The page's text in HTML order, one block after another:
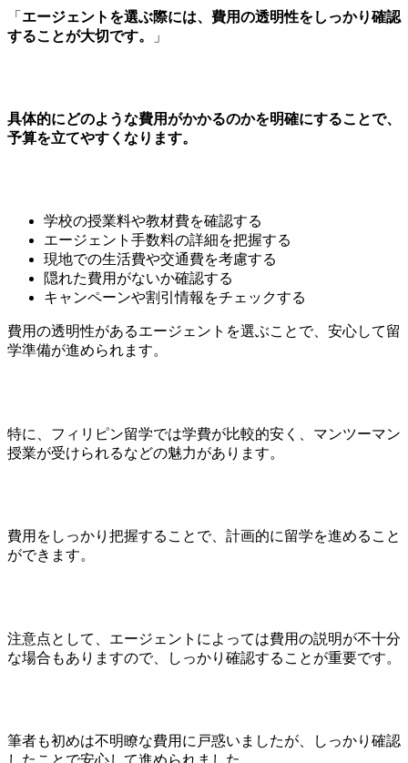
「 エージェントを選ぶ際には、費用の透明性をしっかり確認
することが大切です。
」
具体的にどのような費用がかかるのかを明確にすることで、
予算を立てやすくなります。
学校の授業料や教材費を確認する
エージェント手数料の詳細を把握する
現地での生活費や交通費を考慮する
隠れた費用がないか確認する
キャンペーンや割引情報をチェックする
費用の透明性があるエージェントを選ぶことで、安心して留
学準備が進められます。
特に、フィリピン留学では学費が比較的安く、マンツーマン
授業が受けられるなどの魅力があります。
費用をしっかり把握することで、計画的に留学を進めること
ができます。
注意点として、エージェントによっては費用の説明が不十分
な場合もありますので、しっかり確認することが重要です。
筆者も初めは不明瞭な費用に戸惑いましたが、しっかり確認
したことで安心して進められました。